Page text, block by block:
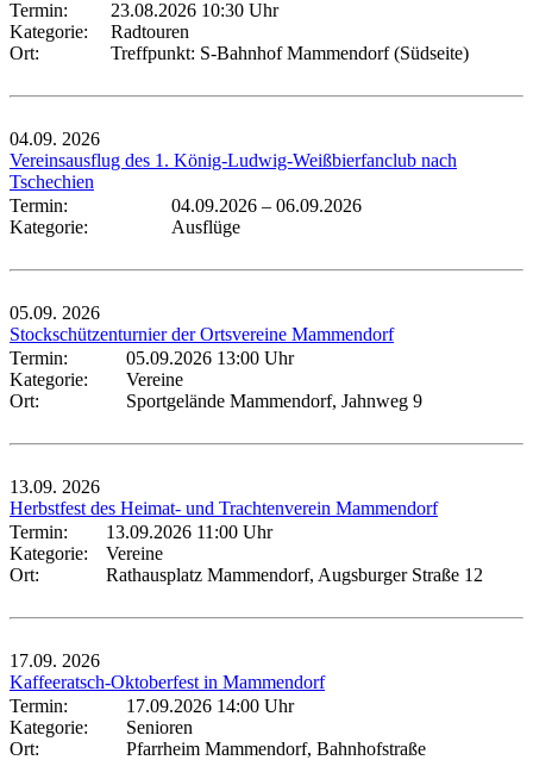
Termin:
23.08.2026 10:30 Uhr
Kategorie:
Radtouren
Ort:
Treffpunkt: S-Bahnhof Mammendorf (Südseite)
04.09. 2026
Vereinsausflug des 1. König-Ludwig-Weißbierfanclub nach
Tschechien
Termin:
04.09.2026 – 06.09.2026
Kategorie:
Ausflüge
05.09. 2026
Stockschützenturnier der Ortsvereine Mammendorf
Termin:
05.09.2026 13:00 Uhr
Kategorie:
Vereine
Ort:
Sportgelände Mammendorf, Jahnweg 9
13.09. 2026
Herbstfest des Heimat- und Trachtenverein Mammendorf
Termin:
13.09.2026 11:00 Uhr
Kategorie:
Vereine
Ort:
Rathausplatz Mammendorf, Augsburger Straße 12
17.09. 2026
Kaffeeratsch-Oktoberfest in Mammendorf
Termin:
17.09.2026 14:00 Uhr
Kategorie:
Senioren
Ort:
Pfarrheim Mammendorf, Bahnhofstraße